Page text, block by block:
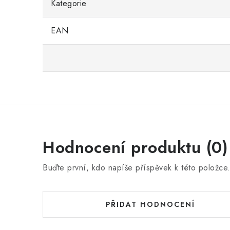
Kategorie
EAN
Hodnocení produktu (0)
Buďte první, kdo napíše příspěvek k této položce.
PŘIDAT HODNOCENÍ